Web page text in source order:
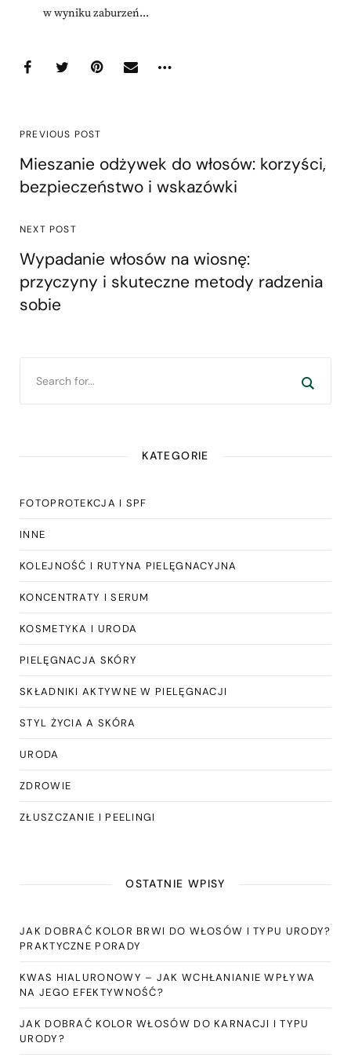
w wyniku zaburzeń...
PREVIOUS POST
Mieszanie odżywek do włosów: korzyści,
bezpieczeństwo i wskazówki
NEXT POST
Wypadanie włosów na wiosnę:
przyczyny i skuteczne metody radzenia
sobie
KATEGORIE
FOTOPROTEKCJA I SPF
INNE
KOLEJNOŚĆ I RUTYNA PIELĘGNACYJNA
KONCENTRATY I SERUM
KOSMETYKA I URODA
PIELĘGNACJA SKÓRY
SKŁADNIKI AKTYWNE W PIELĘGNACJI
STYL ŻYCIA A SKÓRA
URODA
ZDROWIE
ZŁUSZCZANIE I PEELINGI
OSTATNIE WPISY
JAK DOBRAĆ KOLOR BRWI DO WŁOSÓW I TYPU URODY?
PRAKTYCZNE PORADY
KWAS HIALURONOWY – JAK WCHŁANIANIE WPŁYWA
NA JEGO EFEKTYWNOŚĆ?
JAK DOBRAĆ KOLOR WŁOSÓW DO KARNACJI I TYPU
URODY?